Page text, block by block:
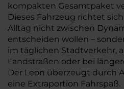
kompakten Gesamtpaket
Dieses Fahrzeug richtet
Alltag nicht zwischen
entscheiden wollen –
im täglichen Stadtverkehr,
Landstraßen oder bei
Der Leon überzeugt durch
eine Extraportion Fahrspaß.